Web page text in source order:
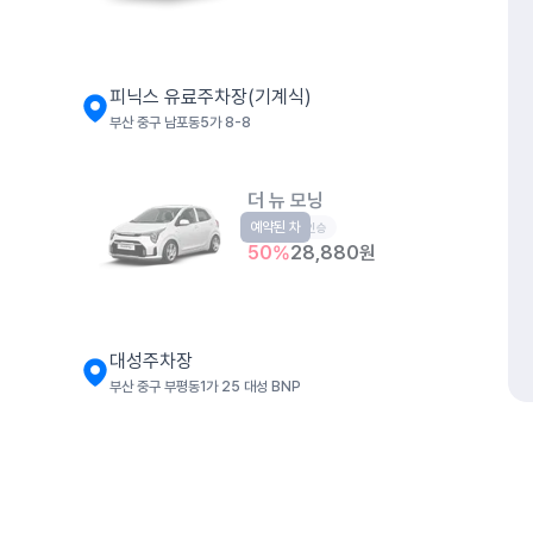
피닉스 유료주차장(기계식)
부산 중구 남포동5가 8-8
더 뉴 모닝
경형 5인승
50%28,880원
예약된 차
대성주차장
부산 중구 부평동1가 25 대성 BNP